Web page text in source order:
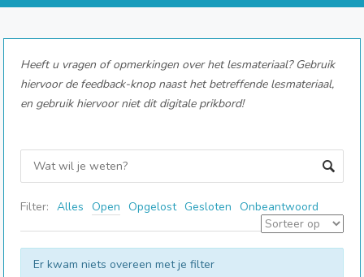
Heeft u vragen of opmerkingen over het lesmateriaal? Gebruik
hiervoor de feedback-knop naast het betreffende lesmateriaal,
en gebruik hiervoor niet dit digitale prikbord!
Filter: Alles Open Opgelost Gesloten Onbeantwoord
Er kwam niets overeen met je filter